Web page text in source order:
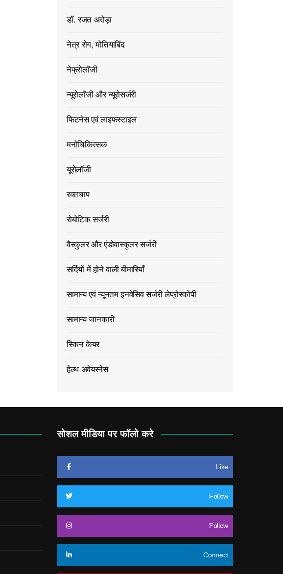
डॉ. रजत अरोड़ा
नेत्र रोग, मोतियाबिंद
नेफ्रोलॉजी
न्यूरोलॉजी और न्यूरोसर्जरी
फिटनेस एवं लाइफस्टाइल
मनोचिकित्सक
यूरोलॉजी
रक्तचाप
रोबोटिक सर्जरी
वैस्कुलर और एंडोवास्कुलर सर्जरी
सर्दियों में होने वाली बीमारियाँ
सामान्य एवं न्यूनतम इनवेसिव सर्जरी लेप्रोस्कोपी
सामान्य जानकारी
स्किन केयर
हेल्थ अवेयरनेस
सोशल मीडिया पर फॉलो करे
Like
Follow
Follow
Connect